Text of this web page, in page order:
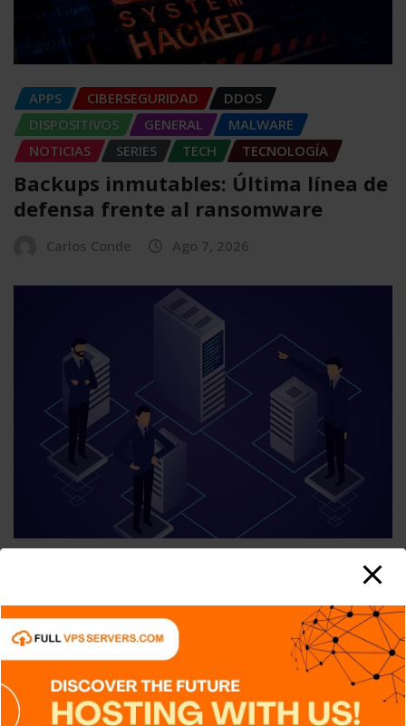
APPS CIBERSEGURIDAD
DDOS
DISPOSITIVOS
GENERAL
MALWARE
NOTICIAS
SERIES TECH TECNOLOGÍA
Backups inmutables: Última línea de
defensa frente al ransomware
Carlos Conde Ago 7, 2026
TECNOLOGÍA
IaC: Automatizando la creación de
entornos tecnológicos
Carlos Conde Ago 7, 2026